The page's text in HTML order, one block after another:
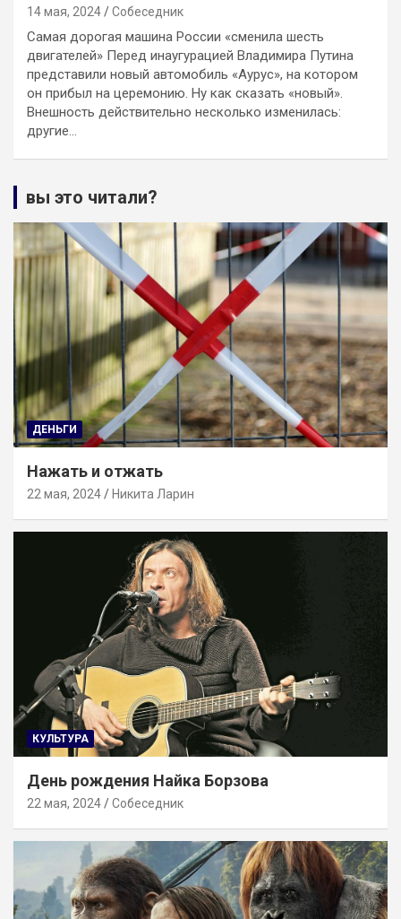
14 мая, 2024 Собеседник
Самая дорогая машина России «сменила шесть
двигателей» Перед инаугурацией Владимира Путина
представили новый автомобиль «Аурус», на котором
он прибыл на церемонию. Ну как сказать «новый».
Внешность действительно несколько изменилась:
другие…
вы это читали?
ДЕНЬГИ
Нажать и отжать
22 мая, 2024 Никита Ларин
КУЛЬТУРА
День рождения Найка Борзова
22 мая, 2024 Собеседник